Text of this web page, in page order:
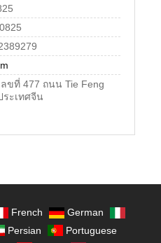
ลขที่ 477 ถนน Tie Feng
ระเทศจีน
French
German
Persian
Portuguese